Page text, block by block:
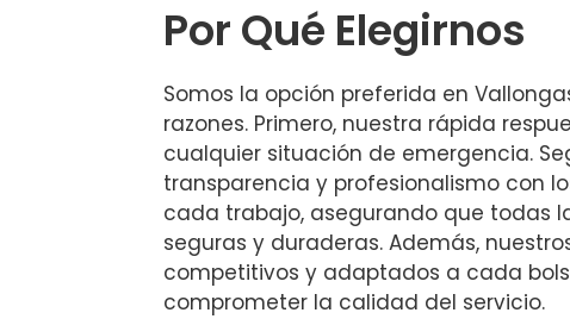
Por Qué Elegirnos
Somos la opción preferida en
razones. Primero, nuestra rápida
cualquier situación de emergencia.
transparencia y profesionalismo con
cada trabajo, asegurando que todas
seguras y duraderas. Además,
competitivos y adaptados a cada
comprometer la calidad del servicio.